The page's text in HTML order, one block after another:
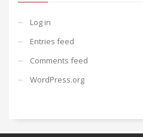
Log in
Entries feed
Comments feed
WordPress.org